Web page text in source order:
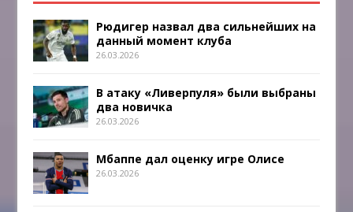
Рюдигер назвал два сильнейших на
данный момент клуба
26.03.2026
В атаку «Ливерпуля» были выбраны
два новичка
26.03.2026
Мбаппе дал оценку игре Олисе
26.03.2026